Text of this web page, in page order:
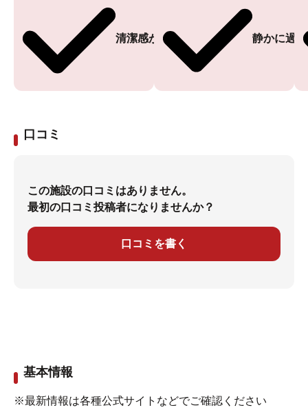
清潔感がある 静かに過
口コミ
この施設の口コミはありません。
最初の口コミ投稿者になりませんか？
口コミを書く
基本情報
※最新情報は各種公式サイトなどでご確認ください